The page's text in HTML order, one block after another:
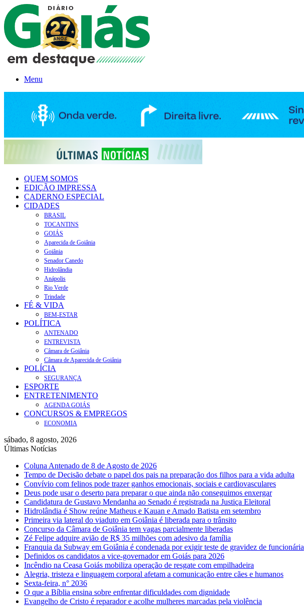
Menu
QUEM SOMOS
EDIÇÃO IMPRESSA
CADERNO ESPECIAL
CIDADES
BRASIL
TOCANTINS
GOIÁS
Aparecida de Goiânia
Goiânia
Senador Canedo
Hidrolândia
Anápolis
Rio Verde
Trindade
FÉ & VIDA
BEM-ESTAR
POLÍTICA
ANTENADO
ENTREVISTA
Câmara de Goiânia
Câmara de Aparecida de Goiânia
POLÍCIA
SEGURANÇA
ESPORTE
ENTRETENIMENTO
AGENDA GOIÁS
CONCURSOS & EMPREGOS
ECONOMIA
sábado, 8 agosto, 2026
Últimas Notícias
Coluna Antenado de 8 de Agosto de 2026
Tempo de Decisão debate o papel dos pais na preparação dos filhos para a vida adulta
Convívio com felinos pode trazer ganhos emocionais, sociais e cardiovasculares
Deus pode usar o deserto para preparar o que ainda não conseguimos enxergar
Candidatura de Gustavo Mendanha ao Senado é registrada na Justiça Eleitoral
Hidrolândia é Show reúne Matheus e Kauan e Amado Batista em setembro
Primeira via lateral do viaduto em Goiânia é liberada para o trânsito
Concurso da Câmara de Goiânia tem vagas parcialmente liberadas
Zé Felipe adquire avião de R$ 35 milhões com adesivo da família
Franquia da Subway em Goiânia é condenada por exigir teste de gravidez de funcionária
Definidos os candidatos a vice-governador em Goiás para 2026
Incêndio na Ceasa Goiás mobiliza operação de resgate com empilhadeira
Alegria, tristeza e linguagem corporal afetam a comunicação entre cães e humanos
Sexta-feira, n° 2036
O que a Bíblia ensina sobre enfrentar dificuldades com dignidade
Evangelho de Cristo é reparador e acolhe mulheres marcadas pela violência